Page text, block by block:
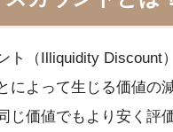
ト（Illiquidity Discount
によって生じる価値
じ価値でもより安く評